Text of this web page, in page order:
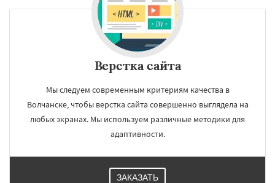
Верстка сайта
Мы следуем современным критериям качества в
Волчанске, чтобы верстка сайта совершенно выглядела на
любых экранах. Мы используем различные методики для
адаптивности.
ЗАКАЗАТЬ